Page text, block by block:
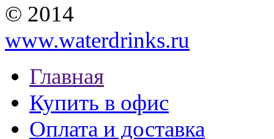
© 2014
www.waterdrinks.ru
Главная
Купить в офис
Оплата и доставка